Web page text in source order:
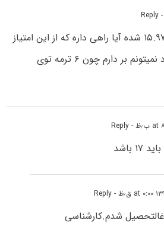
-
سلام ببخشید من معدلم ۱۵.۹۷ شده آیا راهی داره که از این امتیاز
استفاده کنم ؟ درس مجدد نمیتونم بر دارم چون ۶ ترمه توی
- Reply
باشد
- Reply
۹۶ فارغالتحصیل شدم.کارشناسی